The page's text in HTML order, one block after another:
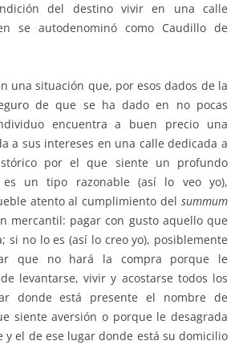
del destino vivir en una calle
se autodenominó como Caudillo de
una situación que, por esos dados de la
de que se ha dado en no pocas
encuentra a buen precio una
a sus intereses en una calle dedicada a
por el que siente un profundo
un tipo razonable (así lo veo yo),
atento al cumplimiento del summum
mercantil: pagar con gusto aquello que
si no lo es (así lo creo yo), posiblemente
que no hará la compra porque le
levantarse, vivir y acostarse todos los
donde está presente el nombre de
siente aversión o porque le desagrada
y el de ese lugar donde está su domicilio